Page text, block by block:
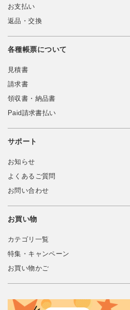
お支払い
返品・交換
各種帳票について
見積書
請求書
領収書・納品書
Paid請求書払い
サポート
お知らせ
よくあるご質問
お問い合わせ
お買い物
カテゴリ一覧
特集・キャンペーン
お買い物かご